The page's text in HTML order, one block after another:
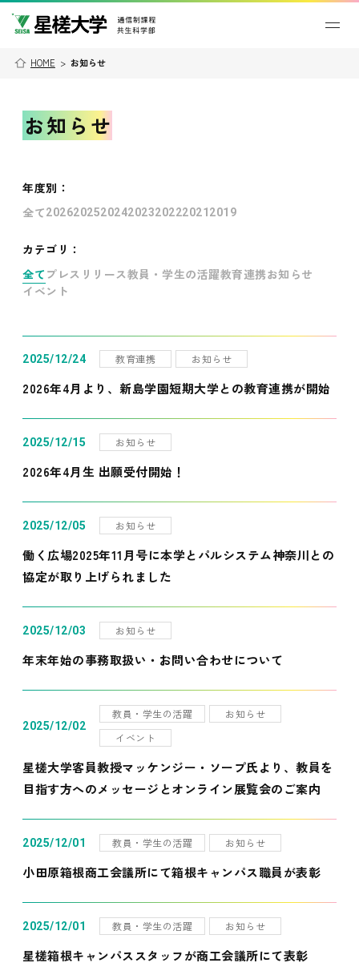
HOME > お知らせ
お知らせ
年度別 ：
全て202620252024202320222021 2019
カテゴリ：
全て プレスリリース教員・学生の活躍教育連携お知らせ
イベント
2025/12/24 教育連携 お知らせ
2026年4月より、新島学園短期大学との教育連携が開始
2025/12/15 お知らせ
2026年4月生 出願受付開始！
2025/12/05 お知らせ
働く広場2025年11月号に本学とパルシステム神奈川との
協定が取り上げられました
2025/12/03 お知らせ
年末年始の事務取扱い・お問い合わせについて
2025/12/02
教員・学生の活躍
お知らせ
イベント
星槎大学客員教授マッケンジー・ソープ氏より、教員を
目指す方へのメッセージとオンライン展覧会のご案内
2025/12/01 教員・学生の活躍 お知らせ
小田原箱根商工会議所にて箱根キャンパス職員が表彰
2025/12/01 教員・学生の活躍 お知らせ
星槎箱根キャンパススタッフが商工会議所にて表彰